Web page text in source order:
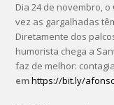
Dia 24 de novembro,
vez as gargalhadas
Diretamente dos
humorista chega a
faz de melhor:
emhttps://bit.ly/